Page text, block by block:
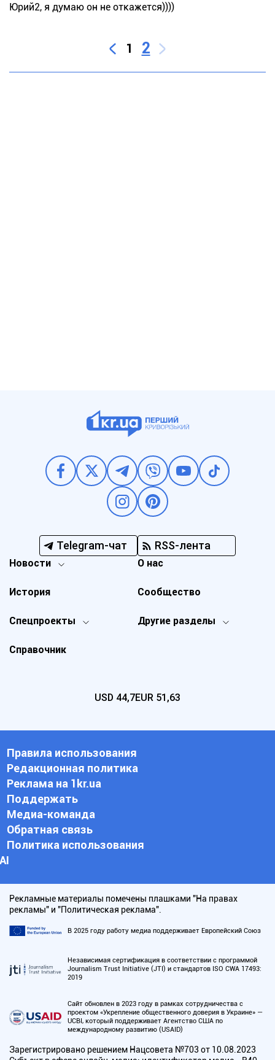
Юрий2, я думаю он не откажется))))
1 2
Telegram-чат RSS-лента
Новости
Спецпроекты Другие разделы
История
О нас
Справочник
Сообщество
USD 44,7EUR 51,63
Правила использования
Редакционная политика
Реклама на 1kr.ua
Поддержать
Медиа-команда
Обратная связь
Политика использования
АI
Рекламные материалы помечены плашками "На правах
рекламы" и "Политическая реклама".
В 2025 году работу медиа поддерживает Европейский Союз
Независимая сертификация в соответствии с программой
Journalism Trust Initiative (JTI) и стандартов ISO CWA 17493:
2019
Сайт обновлен в 2023 году в рамках сотрудничества с
проектом «Укрепление общественного доверия в Украине» —
UCBI, который поддерживает Агентство США по
международному развитию (USAID)
Зарегистрировано решением Нацсовета №703 от 10.08.2023